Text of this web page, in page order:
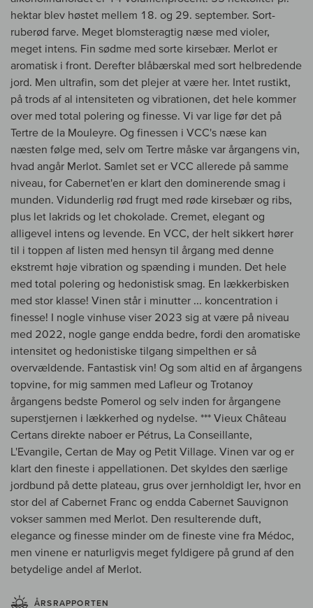
hektar blev høstet mellem 18. og 29. september. Sort-
ruberød farve. Meget blomsteragtig næse med violer,
meget intens. Fin sødme med sorte kirsebær. Merlot er
aromatisk i front. Derefter blåbærskal med sort helbredende
jord. Men ultrafin, som det plejer at være her. Intet rustikt,
på trods af al intensiteten og vibrationen, det hele kommer
over med total polering og finesse. Vi var lige før det på
Tertre de la Mouleyre. Og finessen i VCC's næse kan
næsten følge med, selv om Tertre måske var årgangens vin,
hvad angår Merlot. Samlet set er VCC allerede på samme
niveau, for Cabernet'en er klart den dominerende smag i
munden. Vidunderlig rød frugt med røde kirsebær og ribs,
plus let lakrids og let chokolade. Cremet, elegant og
alligevel intens og levende. En VCC, der helt sikkert hører
til i toppen af listen med hensyn til årgang med denne
ekstremt høje vibration og spænding i munden. Det hele
med total polering og hedonistisk smag. En lækkerbisken
med stor klasse! Vinen står i minutter ... koncentration i
finesse! I nogle vinhuse viser 2023 sig at være på niveau
med 2022, nogle gange endda bedre, fordi den aromatiske
intensitet og hedonistiske tilgang simpelthen er så
overvældende. Fantastisk vin! Og som altid en af årgangens
topvine, for mig sammen med Lafleur og Trotanoy
årgangens bedste Pomerol og selv inden for årgangene
superstjernen i lækkerhed og nydelse. *** Vieux Château
Certans direkte naboer er Pétrus, La Conseillante,
L'Evangile, Certan de May og Petit Village. Vinen var og er
klart den fineste i appellationen. Det skyldes den særlige
jordbund på dette plateau, grus over jernholdigt ler, hvor en
stor del af Cabernet Franc og endda Cabernet Sauvignon
vokser sammen med Merlot. Den resulterende duft,
elegance og finesse minder om de fineste vine fra Médoc,
men vinene er naturligvis meget fyldigere på grund af den
betydelige andel af Merlot.
ÅRSRAPPORTEN